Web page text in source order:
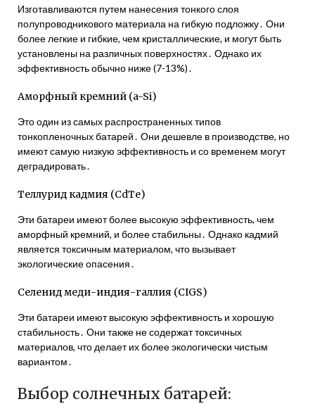
Изготавливаются путем нанесения тонкого слоя
полупроводникового материала на гибкую подложку․ Они
более легкие и гибкие, чем кристаллические, и могут быть
установлены на различных поверхностях․ Однако их
эффективность обычно ниже (7-13%)․
Аморфный кремний (a-Si)
Это один из самых распространенных типов
тонкопленочных батарей․ Они дешевле в производстве, но
имеют самую низкую эффективность и со временем могут
деградировать․
Теллурид кадмия (CdTe)
Эти батареи имеют более высокую эффективность, чем
аморфный кремний, и более стабильны․ Однако кадмий
является токсичным материалом, что вызывает
экологические опасения․
Селенид меди-индия-галлия (CIGS)
Эти батареи имеют высокую эффективность и хорошую
стабильность․ Они также не содержат токсичных
материалов, что делает их более экологически чистым
вариантом․
Выбор солнечных батарей: